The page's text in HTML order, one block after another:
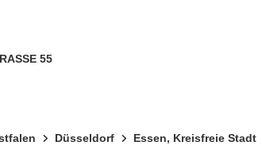
55
Düsseldorf Essen, Kreisfreie Stadt